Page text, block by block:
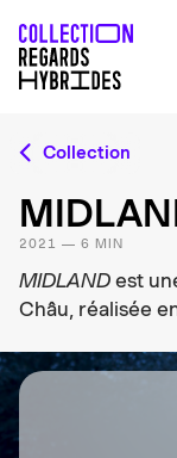
Collection
2021 — 6 MIN
MIDLAND est
Châu, réalisée